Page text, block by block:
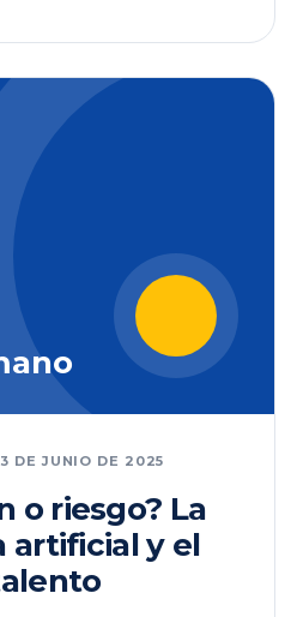
3 DE JUNIO DE 2025
o riesgo? La
artificial y el